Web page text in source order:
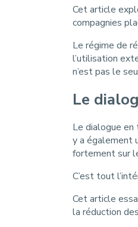
Cet article
compagnies
Le régime de
l’utilisation
n’est pas le
Le
Le dialogue en
y a également
fortement sur
C’est tout
Cet article
la réduction